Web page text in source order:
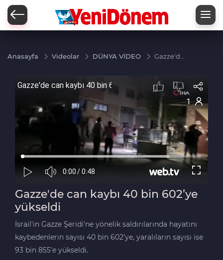
Anasayfa Videolar DÜNYA VİDEO
Gazze'de
bin
602’ye
yükseldi
Gazze'de can kaybı 40 bin 602’ye
yükseldi
İsrail'in Gazze Şeridi'ne yönelik saldırılarında hayatını
kaybedenlerin sayısı 40 bin 602’ye, yaralıların sayısı ise
93 bin 855’e yükseldi.